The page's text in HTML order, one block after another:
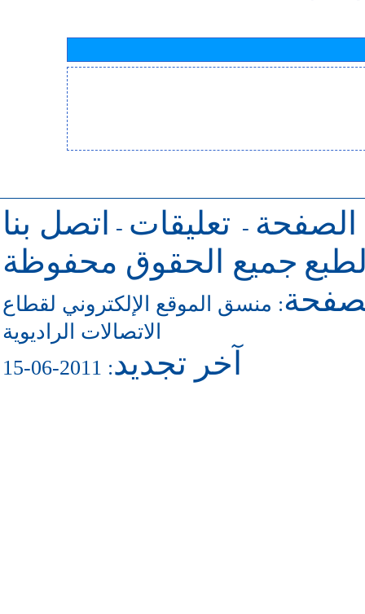
الصفحة - تعليقات -
اتصل بنا
جميع الحقوق محفوظة
: منسق الموقع الإلكتروني لقطاع
الاتصالات الراديوية
آخر تجديد: 2011-06-15